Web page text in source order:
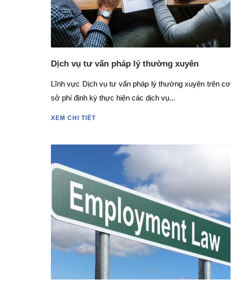
Dịch vụ tư vấn pháp lý thường xuyên
Lĩnh vực Dịch vụ tư vấn pháp lý thường xuyên trên cơ
sở phí định kỳ thực hiện các dịch vụ...
XEM CHI TIẾT